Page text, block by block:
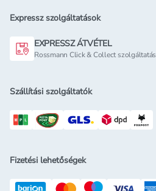
Expressz szolgáltatások
EXPRESSZ ÁTVÉTEL
Rossmann Click & Collect szolgáltatás
Szállítási szolgáltatók
Fizetési lehetőségek